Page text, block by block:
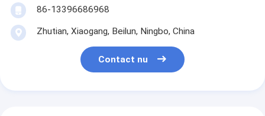
86-13396686968
Zhutian, Xiaogang, Beilun, Ningbo, China
Contact nu